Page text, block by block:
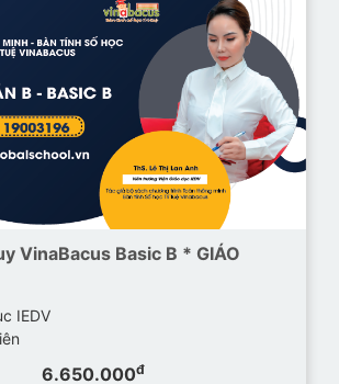
VinaBacus Basic B * GIÁO
IEDV
6.650.000đ